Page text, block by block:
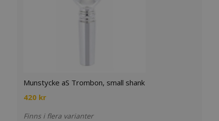
Munstycke aS Trombon, small shank
420 kr
Finns i flera varianter